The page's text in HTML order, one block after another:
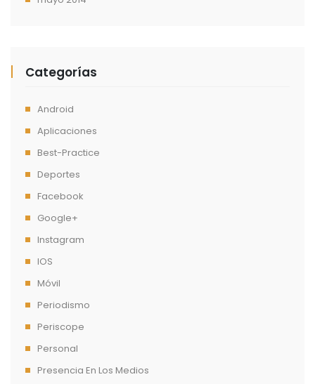
Categorías
Android
Aplicaciones
Best-Practice
Deportes
Facebook
Google+
Instagram
IOS
Móvil
Periodismo
Periscope
Personal
Presencia En Los Medios